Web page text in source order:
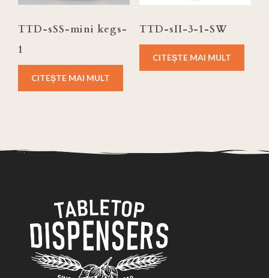
TTD-sSS-mini kegs-
1
CITEȘTE MAI MULT
TTD-sII-3-1-SW
CITEȘTE MAI MULT